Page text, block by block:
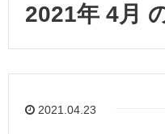
2021年 4月
2021.04.23